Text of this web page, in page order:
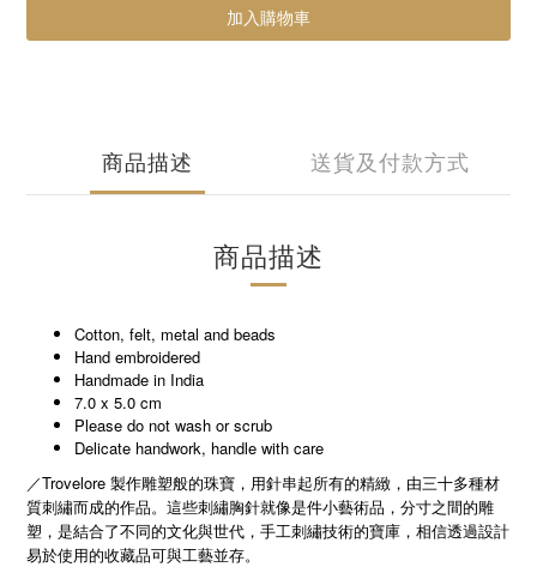
加入購物車
商品描述 送貨及付款方式
商品描述
Cotton, felt, metal and beads
Hand embroidered
Handmade in India
7.0 x 5.0 cm
Please do not wash or scrub
Delicate handwork, handle with care
／Trovelore 製作雕塑般的珠寶，用針串起所有的精緻，由三十多種材
質刺繡而成的作品。這些刺繡胸針就像是件小藝術品，分寸之間的雕
塑，是結合了不同的文化與世代，手工刺繡技術的寶庫，相信透過設計
易於使用的收藏品可與工藝並存。